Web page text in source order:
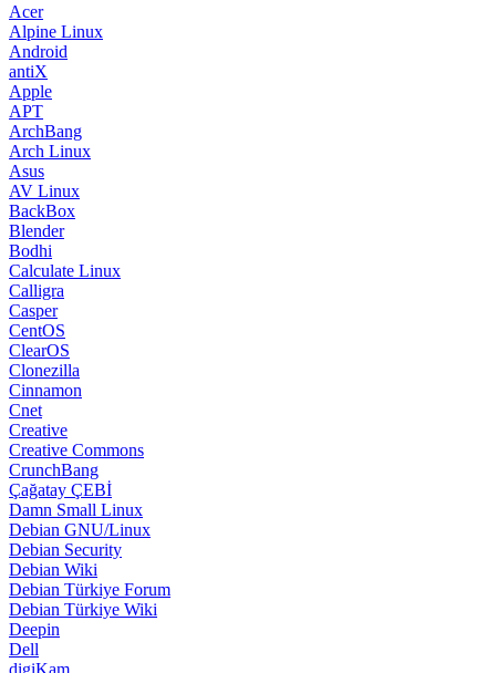
Acer
Alpine Linux
Android
antiX
Apple
APT
ArchBang
Arch Linux
Asus
AV Linux
BackBox
Blender
Bodhi
Calculate Linux
Calligra
Casper
CentOS
ClearOS
Clonezilla
Cinnamon
Cnet
Creative
Creative Commons
CrunchBang
Çağatay ÇEBİ
Damn Small Linux
Debian GNU/Linux
Debian Security
Debian Wiki
Debian Türkiye Forum
Debian Türkiye Wiki
Deepin
Dell
digiKam